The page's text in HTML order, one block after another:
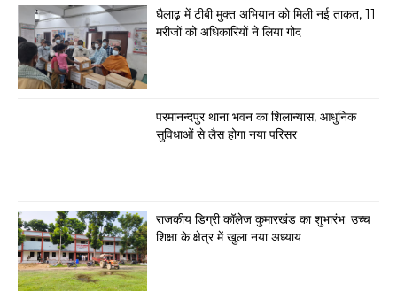
घैलाढ़ में टीबी मुक्त अभियान को मिली नई ताकत, 11
मरीजों को अधिकारियों ने लिया गोद
परमानन्दपुर थाना भवन का शिलान्यास, आधुनिक
सुविधाओं से लैस होगा नया परिसर
राजकीय डिग्री कॉलेज कुमारखंड का शुभारंभ: उच्च
शिक्षा के क्षेत्र में खुला नया अध्याय